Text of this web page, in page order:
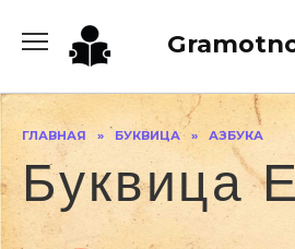
содержанию
ГЛАВНАЯ » БУКВИЦА » АЗБУКА
Буквица